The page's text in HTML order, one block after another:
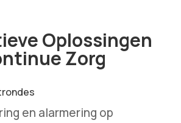
Oplossingen
Zorg
en alarmering op